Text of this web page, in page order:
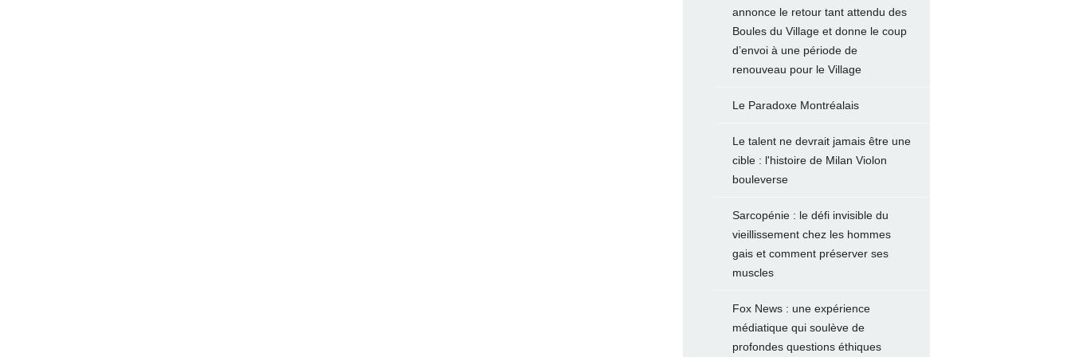
annonce le retour tant attendu des
Boules du Village et donne le coup
d’envoi à une période de
renouveau pour le Village
Le Paradoxe Montréalais
Le talent ne devrait jamais être une
cible : l'histoire de Milan Violon
bouleverse
Sarcopénie : le défi invisible du
vieillissement chez les hommes
gais et comment préserver ses
muscles
Fox News : une expérience
médiatique qui soulève de
profondes questions éthiques